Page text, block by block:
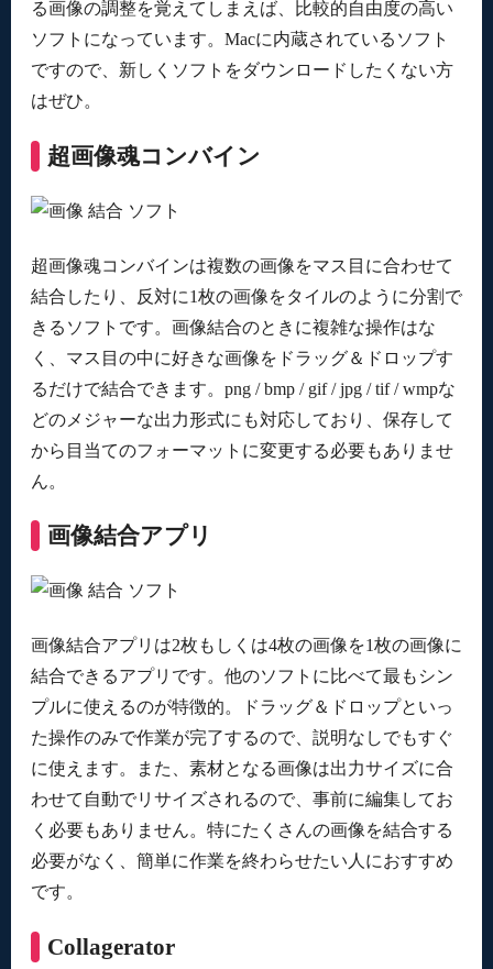
る画像の調整を覚えてしまえば、比較的自由度の高い
ソフトになっています。Macに内蔵されているソフト
ですので、新しくソフトをダウンロードしたくない方
はぜひ。
超画像魂コンバイン
超画像魂コンバインは複数の画像をマス目に合わせて
結合したり、反対に1枚の画像をタイルのように分割で
きるソフトです。画像結合のときに複雑な操作はな
く、マス目の中に好きな画像をドラッグ＆ドロップす
るだけで結合できます。png / bmp / gif / jpg / tif / wmpな
どのメジャーな出力形式にも対応しており、保存して
から目当てのフォーマットに変更する必要もありませ
ん。
画像結合アプリ
画像結合アプリは2枚もしくは4枚の画像を1枚の画像に
結合できるアプリです。他のソフトに比べて最もシン
プルに使えるのが特徴的。ドラッグ＆ドロップといっ
た操作のみで作業が完了するので、説明なしでもすぐ
に使えます。また、素材となる画像は出力サイズに合
わせて自動でリサイズされるので、事前に編集してお
く必要もありません。特にたくさんの画像を結合する
必要がなく、簡単に作業を終わらせたい人におすすめ
です。
Collagerator